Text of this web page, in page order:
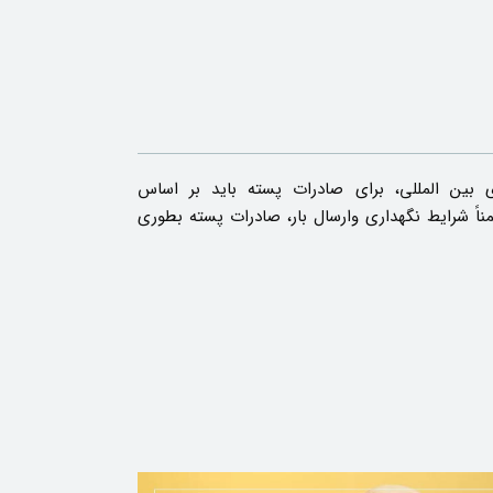
المللی، برای صادرات پسته باید بر اساس
شرایط نگهداری وارسال بار، صادرات پسته بطوری